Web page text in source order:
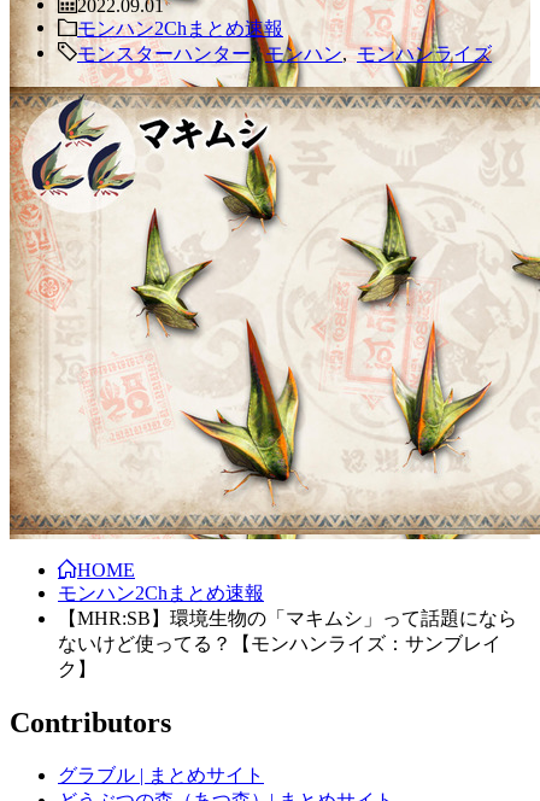
モンハン2Chまとめ速報
モンスターハンター,モンハン,モンハンライズ
HOME
モンハン2Chまとめ速報
【MHR:SB】環境生物の「マキムシ」って話題になら
ないけど使ってる？【モンハンライズ：サンブレイ
ク】
Contributors
グラブル | まとめサイト